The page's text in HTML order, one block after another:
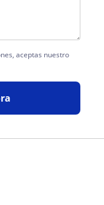
aceptas nuestro